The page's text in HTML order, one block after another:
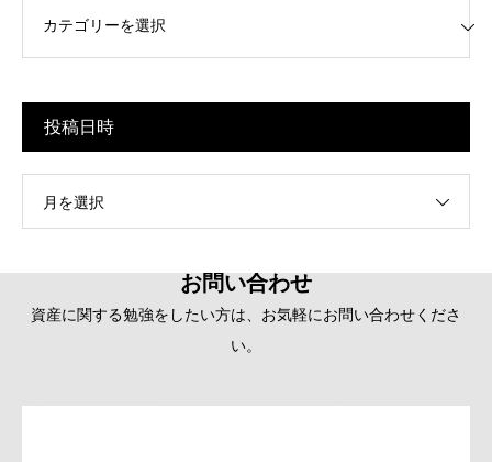
投稿日時
月を選択
お問い合わせ
資産に関する勉強をしたい方は、お気軽にお問い合わせくださ
い。